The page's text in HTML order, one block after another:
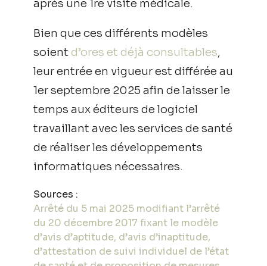
après une 1re visite médicale.
Bien que ces différents modèles
soient d’ores et déjà consultables,
leur entrée en vigueur est différée au
1er septembre 2025 afin de laisser le
temps aux éditeurs de logiciel
travaillant avec les services de santé
de réaliser les développements
informatiques nécessaires.
Sources :
Arrêté du 5 mai 2025 modifiant l’arrêté
du 20 décembre 2017 fixant le modèle
d’avis d’aptitude, d’avis d’inaptitude,
d’attestation de suivi individuel de l’état